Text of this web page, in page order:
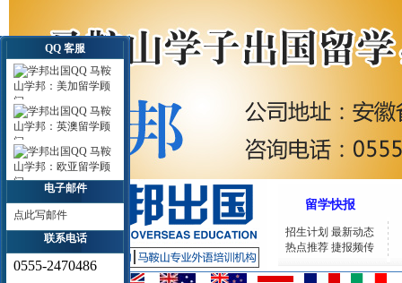
留学快报
招生计划 最新动态
热点推荐 捷报频传
QQ 客服
马鞍
山学邦：美加留学顾
问
马鞍
山学邦：英澳留学顾
问
马鞍
山学邦：欧亚留学顾
问
电子邮件
点此写邮件
联系电话
0555-2470486